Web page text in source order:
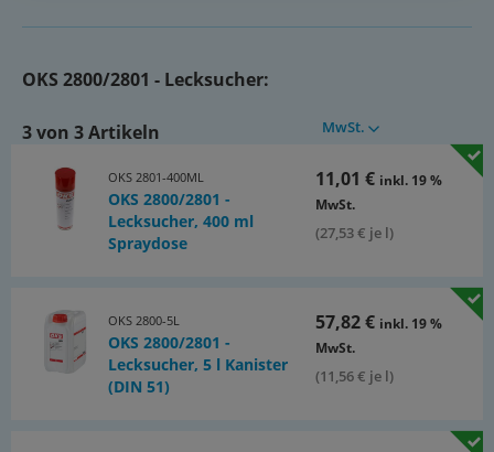
Katalogseite Atlas 9 (Seite 1046)
OKS 2800/2801 - Lecksucher:
3 von 3 Artikeln MwSt.
OKS 2801-400ML
OKS 2800/2801 -
Lecksucher, 400 ml
Spraydose
11,01 € inkl. 19 %
MwSt.
(27,53 € je l)
OKS 2800-5L
OKS 2800/2801 -
Lecksucher, 5 l Kanister
(DIN 51)
57,82 € inkl. 19 %
MwSt.
(11,56 € je l)